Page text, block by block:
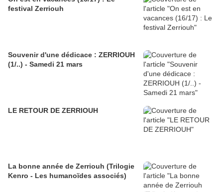
festival Zerriouh
Souvenir d'une dédicace : ZERRIOUH
(1/..) - Samedi 21 mars
LE RETOUR DE ZERRIOUH
La bonne année de Zerriouh (Trilogie
Kenro - Les humanoïdes associés)